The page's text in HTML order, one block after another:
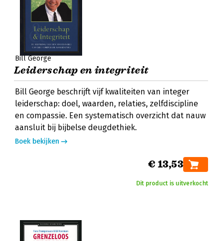
Bill George
Leiderschap en integriteit
Bill George beschrijft vijf kwaliteiten van integer
leiderschap: doel, waarden, relaties, zelfdiscipline
en compassie. Een systematisch overzicht dat nauw
aansluit bij bijbelse deugdethiek.
Boek bekijken
€ 13,53
Dit product is uitverkocht